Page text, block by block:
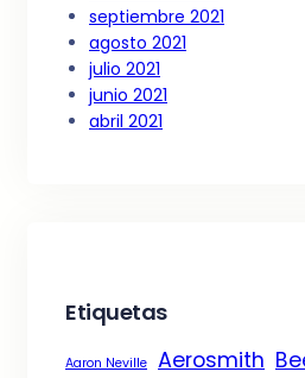
septiembre 2021
agosto 2021
julio 2021
junio 2021
abril 2021
Etiquetas
Aaron Neville Aerosmith